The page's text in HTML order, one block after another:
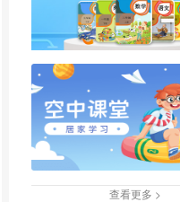
查看更多 >